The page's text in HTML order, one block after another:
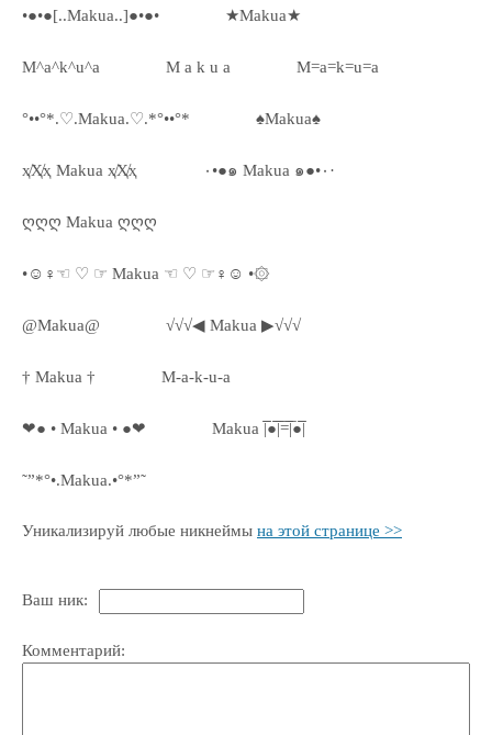
•●•●[..Makua..]●•●• ★Makua★
M^a^k^u^a M a k u a M=a=k=u=a
°••°*.♡.Makua.♡.*°••°* ♠Makua♠
ҳ̸Ҳ̸ҳ Makua ҳ̸Ҳ̸ҳ ٠•●๑ Makua ๑●•٠·
ღღღ Makua ღღღ
•☺♀☜ ♡ ☞ Makua ☜ ♡ ☞♀☺ •۞
@Makua@ √√√◀ Makua ▶√√√
† Makua † M-a-k-u-a
❤● • Makua • ●❤ Makua |̅̅●̅̅|̅̅=̅̅|̅●̅̅|
˜”*°•.Makua.•°*”˜
Уникализируй любые никнеймы на этой странице >>
Ваш ник:
Комментарий: